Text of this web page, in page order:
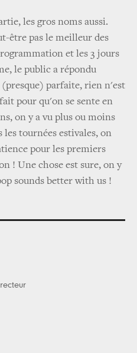
les gros noms aussi.
être pas le meilleur des
et les 3 jours
le public a répondu
parfaite, rien n'est
pour qu'on se sente en
on y a vu plus ou moins
les tournées estivales, on
pour les premiers
! Une chose est sure, on y
sounds better with us !